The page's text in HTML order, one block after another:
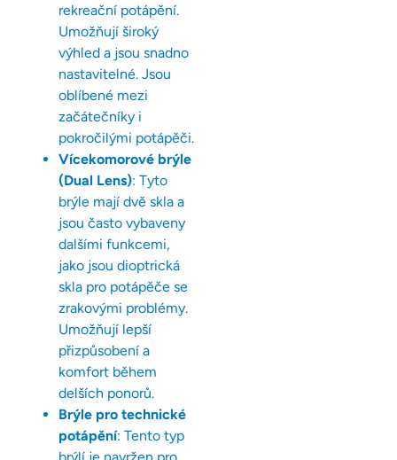
rekreační potápění.
Umožňují široký
výhled a jsou snadno
nastavitelné. Jsou
oblíbené mezi
začátečníky i
pokročilými potápěči.
Vícekomorové brýle
(Dual Lens): Tyto
brýle mají dvě skla a
jsou často vybaveny
dalšími funkcemi,
jako jsou dioptrická
skla pro potápěče se
zrakovými problémy.
Umožňují lepší
přizpůsobení a
komfort během
delších ponorů.
Brýle pro technické
potápění: Tento typ
brýlí je navržen pro